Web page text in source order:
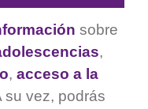
sobre
,
, acceso a la
su vez, podrás